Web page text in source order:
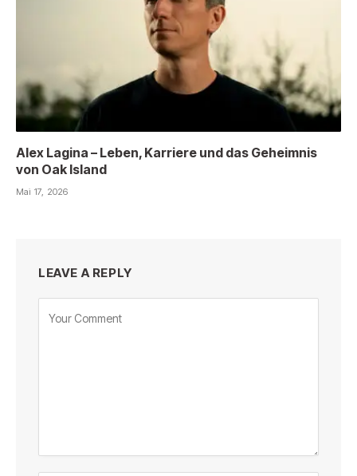
Alex Lagina – Leben, Karriere und das Geheimnis
von Oak Island
Mai 17, 2026
LEAVE A REPLY